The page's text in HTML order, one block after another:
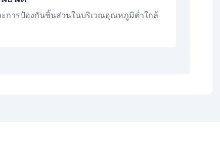
การป้องกันชิ้นส่วนในบริเวณอุณหภูมิต่ำใกล้